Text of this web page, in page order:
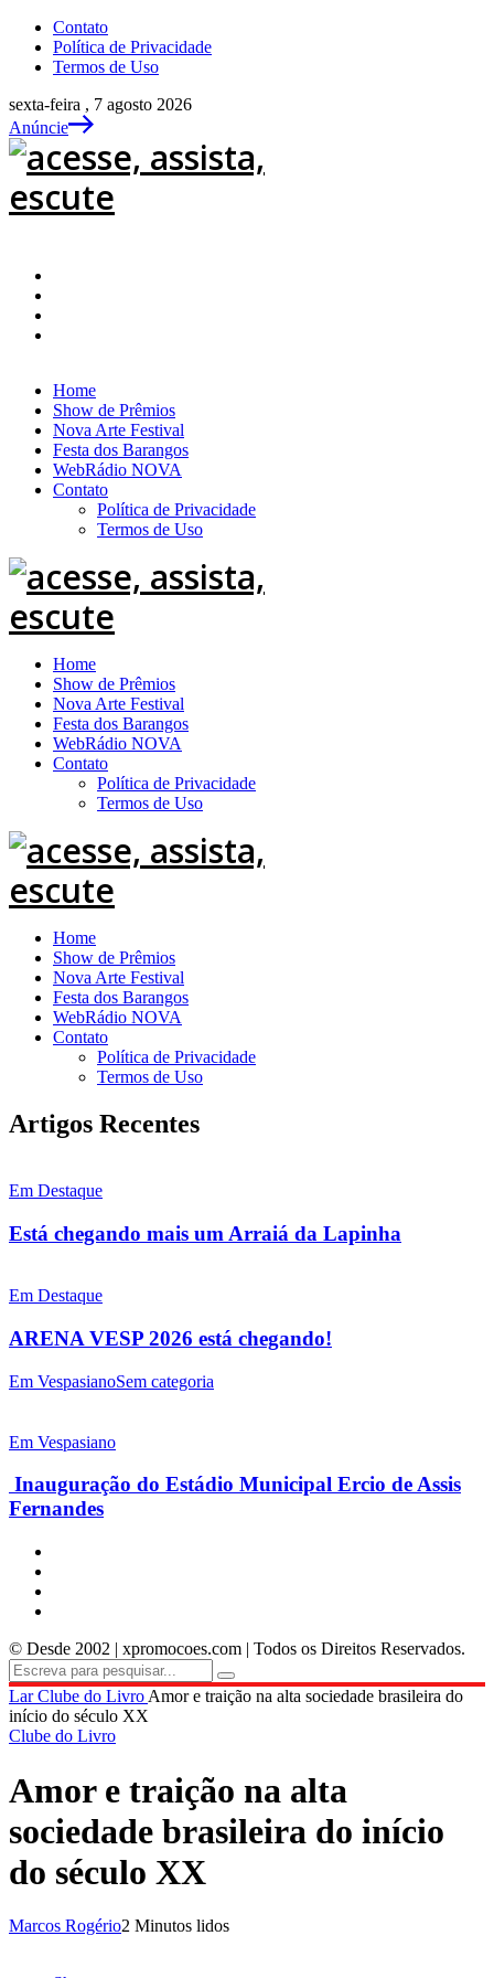
Contato
Política de Privacidade
Termos de Uso
sexta-feira , 7 agosto 2026
Anúncie
Home
Show de Prêmios
Nova Arte Festival
Festa dos Barangos
WebRádio NOVA
Contato
Política de Privacidade
Termos de Uso
Home
Show de Prêmios
Nova Arte Festival
Festa dos Barangos
WebRádio NOVA
Contato
Política de Privacidade
Termos de Uso
Home
Show de Prêmios
Nova Arte Festival
Festa dos Barangos
WebRádio NOVA
Contato
Política de Privacidade
Termos de Uso
Artigos Recentes
Em Destaque
Está chegando mais um Arraiá da Lapinha
Em Destaque
ARENA VESP 2026 está chegando!
Em VespasianoSem categoria
Em Vespasiano
Inauguração do Estádio Municipal Ercio de Assis
Fernandes
© Desde 2002 | xpromocoes.com | Todos os Direitos Reservados.
LarClube do Livro Amor e traição na alta sociedade brasileira do
início do século XX
Clube do Livro
Amor e traição na alta
sociedade brasileira do início
do século XX
Marcos Rogério2 Minutos lidos